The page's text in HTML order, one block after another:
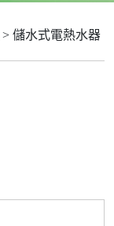
> 儲水式電熱水器